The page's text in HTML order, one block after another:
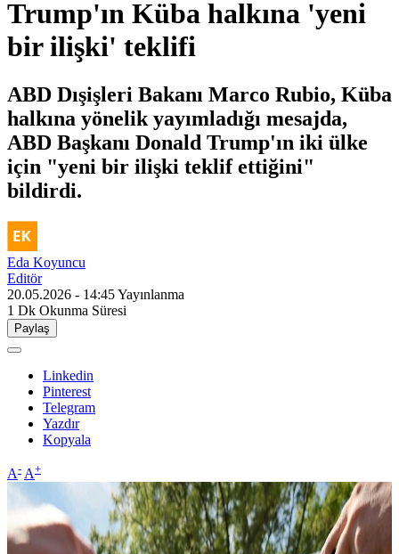
Trump'ın Küba halkına 'yeni
bir ilişki' teklifi
ABD Dışişleri Bakanı Marco Rubio, Küba
halkına yönelik yayımladığı mesajda,
ABD Başkanı Donald Trump'ın iki ülke
için "yeni bir ilişki teklif ettiğini"
bildirdi.
Eda Koyuncu
Editör
20.05.2026 - 14:45Yayınlanma
1 Dk Okunma Süresi
Paylaş
Linkedin
Pinterest
Telegram
Yazdır
Kopyala
A- A+